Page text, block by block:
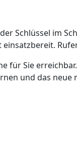
Schlüssel im
für Sie
und das